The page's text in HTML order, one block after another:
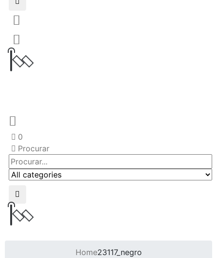
0
Procurar
Home23117_negro